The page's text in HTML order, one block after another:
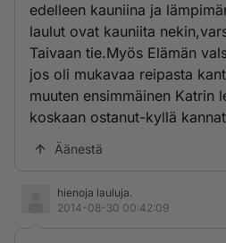
edelleen kauniina ja
laulut ovat kauniita
Taivaan tie.Myös Elämän
jos oli mukavaa reipasta
muuten ensimmäinen Katrin
koskaan ostanut-kyllä
Äänestä
hienoja lauluja.
2014-08-30 00:42:09